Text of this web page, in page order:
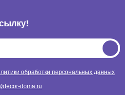
обработки персональных данных
doma.ru